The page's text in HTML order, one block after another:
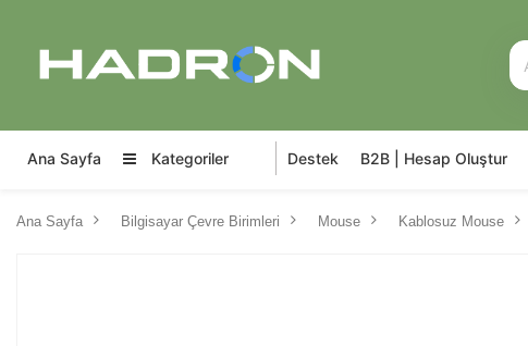
Ana Sayfa Kategoriler Destek B2B | Hesap Oluştur
Ana Sayfa Bilgisayar Çevre Birimleri Mouse Kablosuz Mouse